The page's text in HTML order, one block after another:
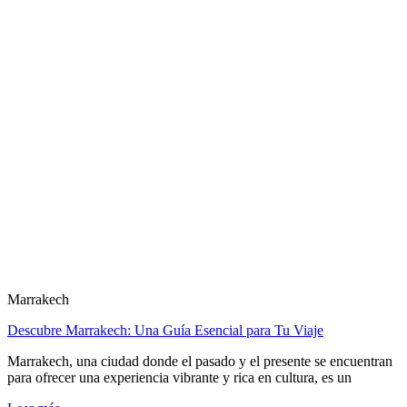
Marrakech
Descubre Marrakech: Una Guía Esencial para Tu Viaje
Marrakech, una ciudad donde el pasado y el presente se encuentran
para ofrecer una experiencia vibrante y rica en cultura, es un